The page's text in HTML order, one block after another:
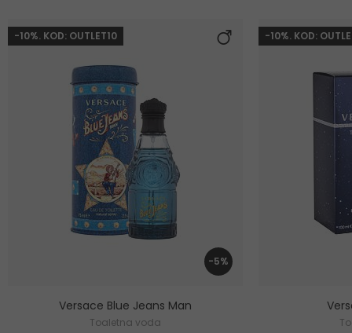
-10%. KOD: OUTLET10
-5%
Versace Blue Jeans Man
Toaletna voda
-10%. KOD: